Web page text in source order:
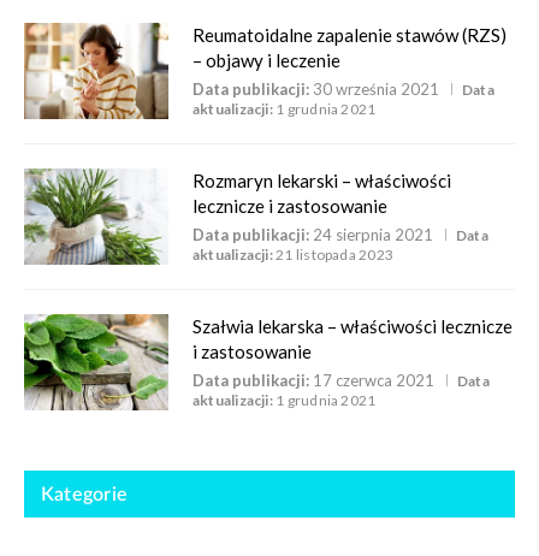
Reumatoidalne zapalenie stawów (RZS)
– objawy i leczenie
Data publikacji: 30 września 2021
Data
aktualizacji: 1 grudnia 2021
Rozmaryn lekarski – właściwości
lecznicze i zastosowanie
Data publikacji: 24 sierpnia 2021
Data
aktualizacji:21 listopada 2023
Szałwia lekarska – właściwości lecznicze
i zastosowanie
Data publikacji: 17 czerwca 2021
Data
aktualizacji: 1 grudnia 2021
Kategorie